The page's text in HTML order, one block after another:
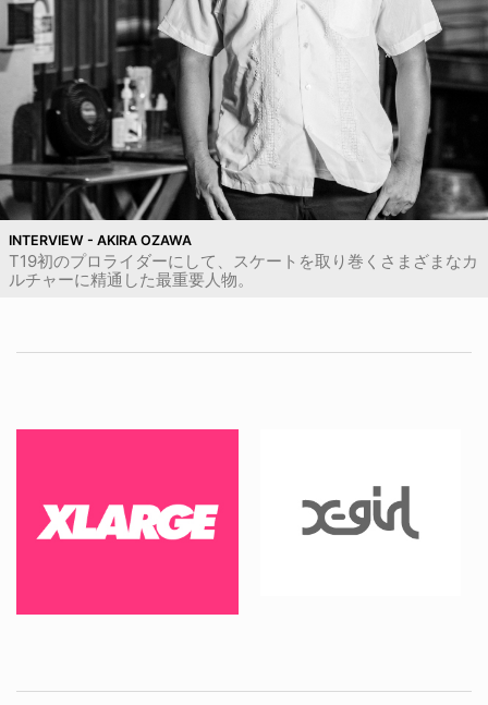
INTERVIEW - AKIRA OZAWA
T19初のプロライダーにして、スケートを取り巻くさまざまなカ
ルチャーに精通した最重要人物。